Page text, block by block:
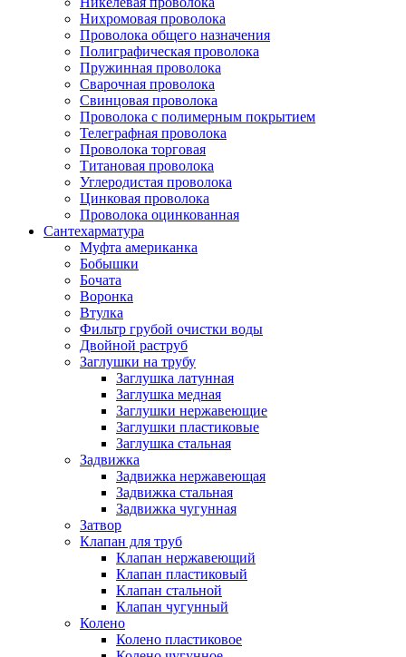
Нихромовая проволока
Проволока общего назначения
Полиграфическая проволока
Пружинная проволока
Сварочная проволока
Свинцовая проволока
Проволока с полимерным покрытием
Телеграфная проволока
Проволока торговая
Титановая проволока
Углеродистая проволока
Цинковая проволока
Проволока оцинкованная
Сантехарматура
Муфта американка
Бобышки
Бочата
Воронка
Втулка
Фильтр грубой очистки воды
Двойной раструб
Заглушки на трубу
Заглушка латунная
Заглушка медная
Заглушки нержавеющие
Заглушки пластиковые
Заглушка стальная
Задвижка
Задвижка нержавеющая
Задвижка стальная
Задвижка чугунная
Затвор
Клапан для труб
Клапан нержавеющий
Клапан пластиковый
Клапан стальной
Клапан чугунный
Колено
Колено пластиковое